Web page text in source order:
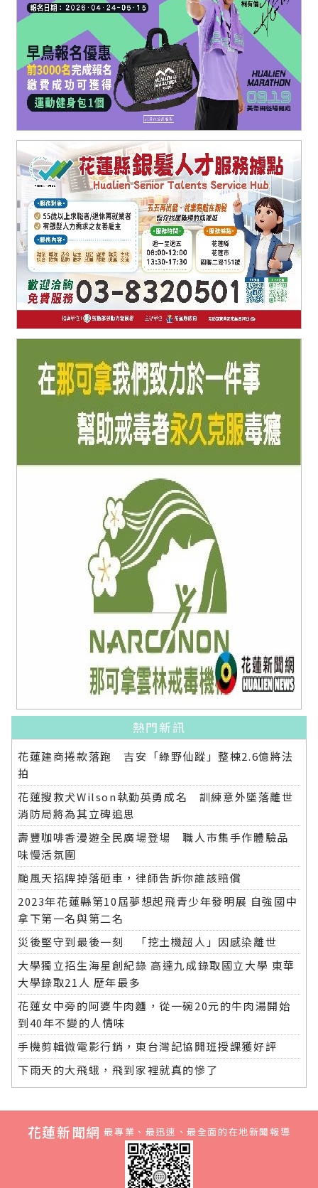
熱門新訊
花蓮建商捲款落跑 吉安「綠野仙蹤」整棟2.6億將法
拍
花蓮搜救犬Wilson執勤英勇成名 訓練意外墜落離世
消防局將為其立碑追思
壽豐咖啡香漫遊全民廣場登場 職人市集手作體驗品
味慢活氛圍
颱風天招牌掉落砸車，律師告訴你誰該賠償
2023年花蓮縣第10屆夢想起飛青少年發明展 自強國中
拿下第一名與第二名
災後堅守到最後一刻 「挖土機超人」因感染離世
大學獨立招生海星創紀錄 高達九成錄取國立大學 東華
大學錄取21人 歷年最多
花蓮女中旁的阿婆牛肉麵，從一碗20元的牛肉湯開始
到40年不變的人情味
手機剪輯微電影行銷，東台灣記協開班授課獲好評
下雨天的大飛蛾，飛到家裡就真的慘了
花蓮新聞網 最專業、最迅速、最全面的在地新聞報導